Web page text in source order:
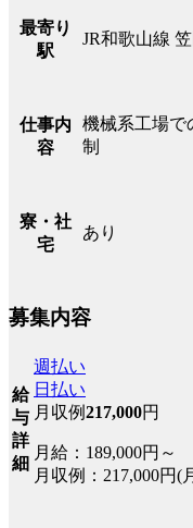
最寄り
駅
JR和歌山線
仕事内
容
機械系工場で
制
寮・社
宅
あり
募集内容
給
与
詳
細
週払い
日払い
月収例217,000円
月給：189,000円～
月収例：217,000円(